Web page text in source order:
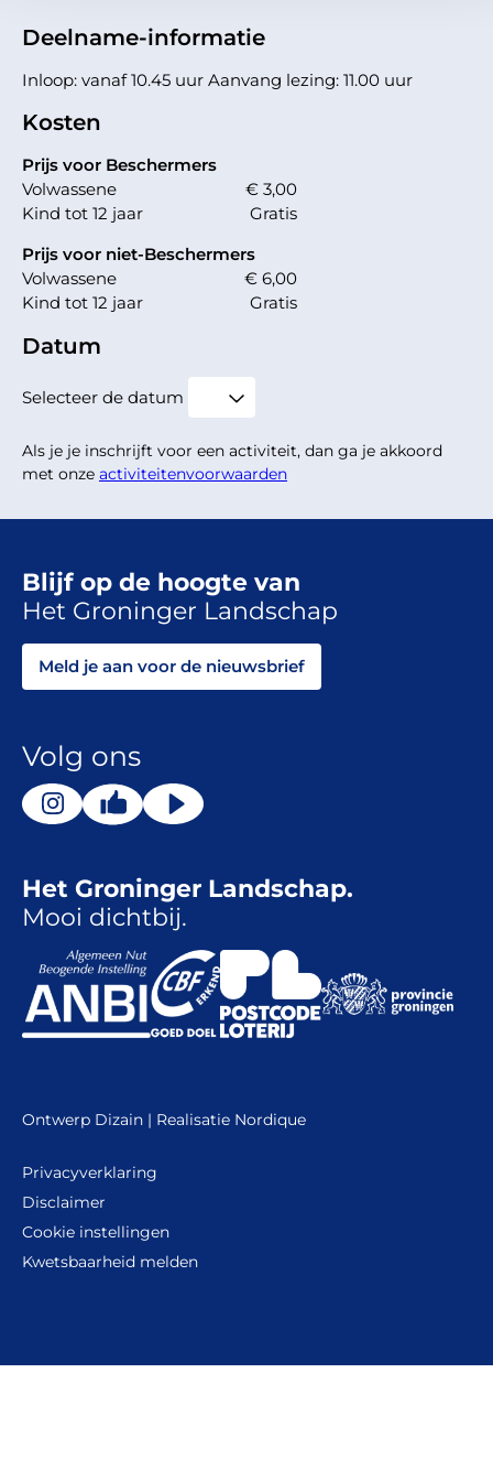
Deelname-informatie
Inloop: vanaf 10.45 uur Aanvang lezing: 11.00 uur
Kosten
Prijs voor Beschermers
Volwassene
€ 3,00
Kind tot 12 jaar
Gratis
Prijs voor niet-Beschermers
Volwassene
€ 6,00
Kind tot 12 jaar
Gratis
Datum
Selecteer de datum
Als je je inschrijft voor een activiteit, dan ga je akkoord
met onze activiteitenvoorwaarden
Het Groninger Landschap.
Mooi dichtbij.
Blijf op de hoogte van
Het Groninger Landschap
Meld je aan voor de nieuwsbrief
Volg ons
Privacyverklaring
Disclaimer
Cookie instellingen
Kwetsbaarheid melden
Ontwerp Dizain | Realisatie Nordique